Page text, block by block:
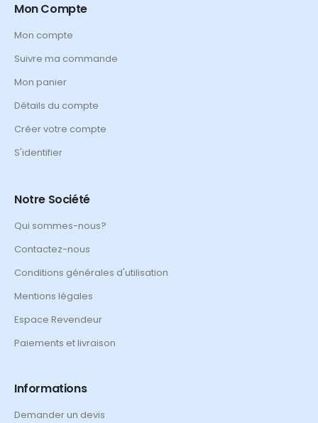
Mon Compte
Mon compte
Suivre ma commande
Mon panier
Détails du compte
Créer votre compte
S'identifier
Notre Société
Qui sommes-nous?
Contactez-nous
Conditions générales d'utilisation
Mentions légales
Espace Revendeur
Paiements et livraison
Informations
Demander un devis